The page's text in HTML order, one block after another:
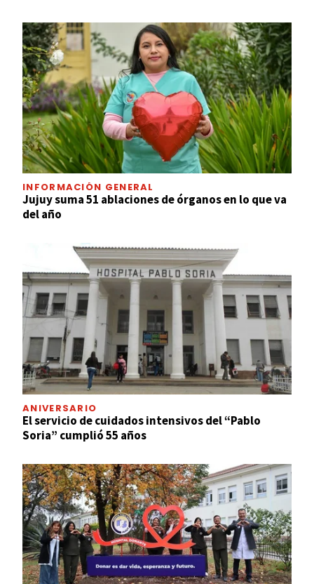
INFORMACIÓN GENERAL
Jujuy suma 51 ablaciones de órganos en lo que va
del año
ANIVERSARIO
El servicio de cuidados intensivos del “Pablo
Soria” cumplió 55 años